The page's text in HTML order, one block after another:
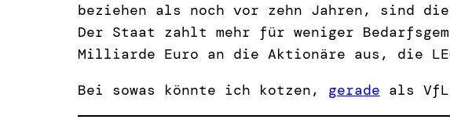
beziehen als noch vor zehn Jahren, sind
Der Staat zahlt mehr für weniger
Milliarde Euro an die Aktionäre aus, die
Bei sowas könnte ich kotzen, gerade als